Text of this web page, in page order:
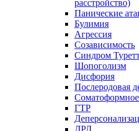
расстройство)
Панические
Булимия
Агрессия
Созависимость
Синдром
Шопоголизм
Дисфория
Послеродовая
Соматоформное
ГТР
ДРЛ